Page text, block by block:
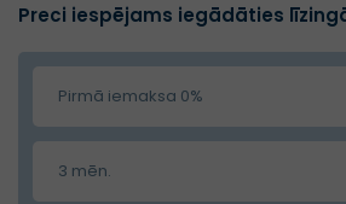
Preci iespējams iegādāties
Pirmā iemaksa 0%
3 mēn.